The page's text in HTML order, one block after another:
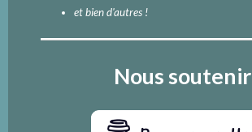
et bien d'autres !
Nous soutenir